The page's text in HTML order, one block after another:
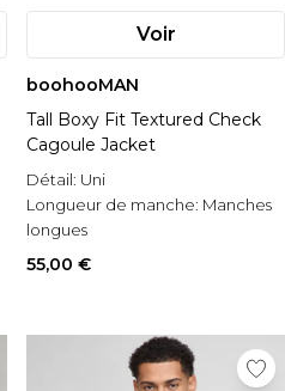
Voir
boohooMAN
Tall Boxy Fit Textured Check
Cagoule Jacket
Détail: Uni
Longueur de manche: Manches
longues
Style:
Anorak
55,00 €